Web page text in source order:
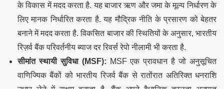
के विकास में मदद करता है. यह बाजार ऋण और जमा के मूल्य निर्धारण के
लिए मानक निर्धारित करता है. यह मौद्रिक नीति के प्रसारण को बेहतर
बनाने में मदद करता है. विकसित बाजार की स्थितियों के अनुसार, भारतीय
रिज़र्व बैंक परिवर्तनीय ब्याज दर रिवर्स रेपो नीलामी भी करता है.
सीमांत स्थायी सुविधा (MSF): MSF एक प्रावधान है जो अनुसूचित
वाणिज्यिक बैंकों को भारतीय रिजर्व बैंक से रातोंरात अतिरिक्त धनराशि